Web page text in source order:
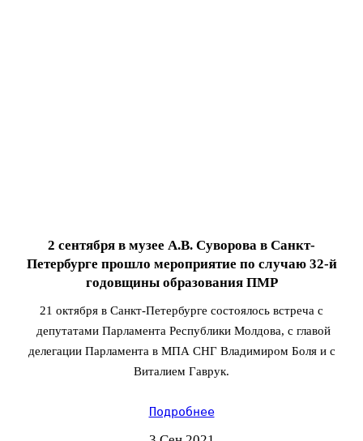
2 сентября в музее А.В. Суворова в Санкт-
Петербурге прошло мероприятие по случаю 32-й
годовщины образования ПМР
21 октября в Санкт-Петербурге состоялось встреча с
депутатами Парламента Республики Молдова, с главой
делегации Парламента в МПА СНГ Владимиром Боля и с
Виталием Гаврук.
Подробнее